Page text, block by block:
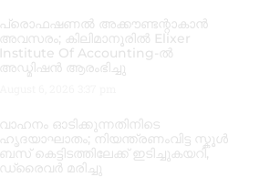
പ്രൊഫഷണൽ അക്കൗണ്ടന്റാകാൻ
അവസരം; കിലിമാനൂരിൽ Elixer
Institute Of Accounting-ൽ
അഡ്മിഷൻ ആരംഭിച്ചു
വാഹനം ഓടിക്കുന്നതിനിടെ
ഹൃദയാഘാതം; നിയന്ത്രണംവിട്ട സ്കൂൾ
ബസ് കെട്ടിടത്തിലേക്ക് ഇടിച്ചുകയറി,
ഡ്രൈവർ മരിച്ചു